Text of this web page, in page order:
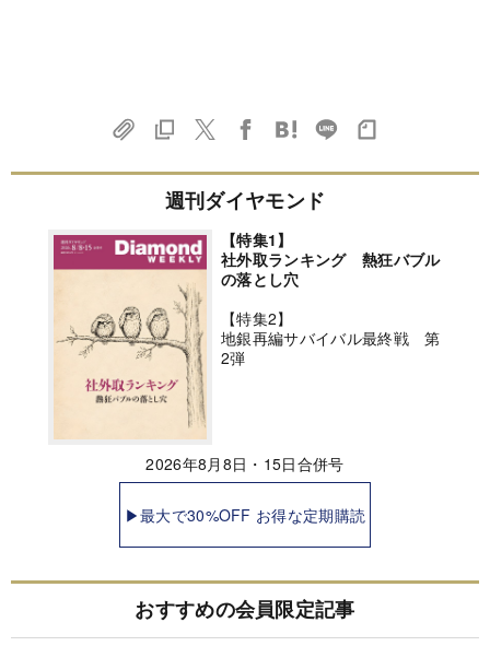
週刊ダイヤモンド
【特集1】
社外取ランキング 熱狂バブル
の落とし穴
【特集2】
地銀再編サバイバル最終戦 第
2弾
2026年8月8日・15日合併号
▶最大で30%OFF お得な定期購読
おすすめの会員限定記事